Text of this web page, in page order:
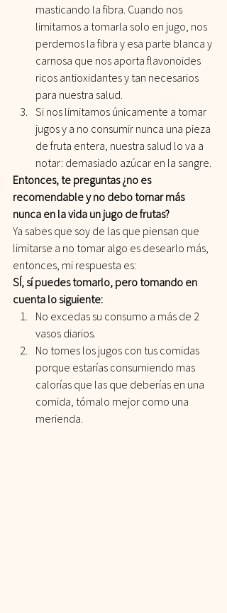
masticando la fibra. Cuando nos
limitamos a tomarla solo en jugo, nos
perdemos la fibra y esa parte blanca y
carnosa que nos aporta flavonoides
ricos antioxidantes y tan necesarios
para nuestra salud.
Si nos limitamos únicamente a tomar
jugos y a no consumir nunca una pieza
de fruta entera, nuestra salud lo va a
notar: demasiado azúcar en la sangre.
Entonces, te preguntas ¿no es
recomendable y no debo tomar más
nunca en la vida un jugo de frutas?
Ya sabes que soy de las que piensan que
limitarse a no tomar algo es desearlo más,
entonces, mi respuesta es:
SÍ, sí puedes tomarlo, pero tomando en
cuenta lo siguiente:
No excedas su consumo a más de 2
vasos diarios.
No tomes los jugos con tus comidas
porque estarías consumiendo mas
calorías que las que deberías en una
comida, tómalo mejor como una
merienda.